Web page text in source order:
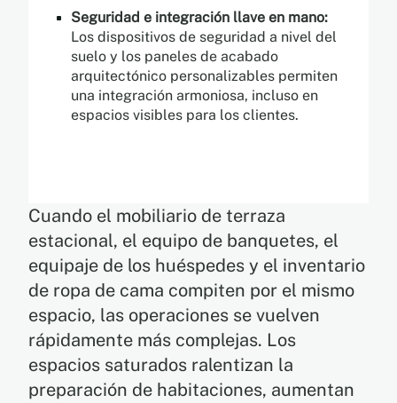
Seguridad e integración llave en mano:
Los dispositivos de seguridad a nivel del
suelo y los paneles de acabado
arquitectónico personalizables permiten
una integración armoniosa, incluso en
espacios visibles para los clientes.
Cuando el mobiliario de terraza
estacional, el equipo de banquetes, el
equipaje de los huéspedes y el inventario
de ropa de cama compiten por el mismo
espacio, las operaciones se vuelven
rápidamente más complejas. Los
espacios saturados ralentizan la
preparación de habitaciones, aumentan